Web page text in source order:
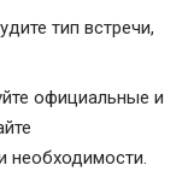
тип встречи,
официальные и
необходимости.